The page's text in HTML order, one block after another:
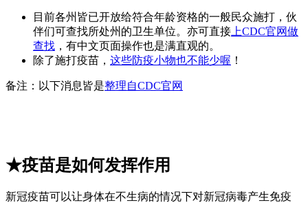
目前各州皆已开放给符合年龄资格的一般民众施打，伙
伴们可查找所处州的卫生单位。亦可直接 上CDC官网做
查找 ，有中文页面操作也是满直观的。
除了施打疫苗， 这些防疫小物也不能少喔 ！
备注：以下消息皆是整理自CDC官网
★疫苗是如何发挥作用
新冠疫苗可以让身体在不生病的情况下对新冠病毒产生免疫